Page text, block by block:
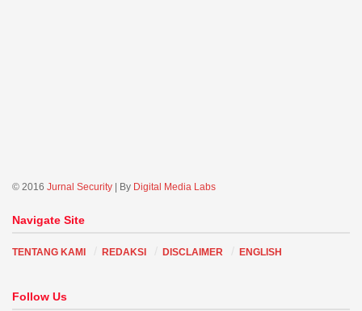
© 2016 Jurnal Security | By Digital Media Labs
Navigate Site
TENTANG KAMI REDAKSI DISCLAIMER ENGLISH
Follow Us